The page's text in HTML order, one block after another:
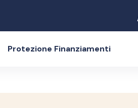
Protezione Finanziamenti